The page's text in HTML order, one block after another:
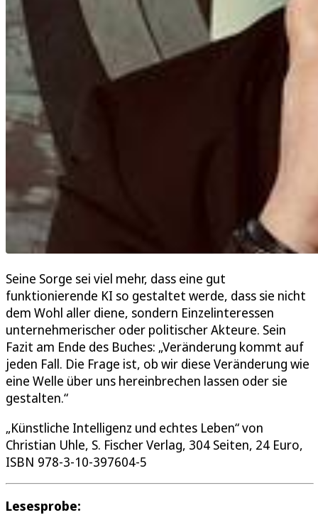
Seine Sorge sei viel mehr, dass eine gut
funktionierende KI so gestaltet werde, dass sie nicht
dem Wohl aller diene, sondern Einzelinteressen
unternehmerischer oder politischer Akteure. Sein
Fazit am Ende des Buches: „Veränderung kommt auf
jeden Fall. Die Frage ist, ob wir diese Veränderung wie
eine Welle über uns hereinbrechen lassen oder sie
gestalten.“
„Künstliche Intelligenz und echtes Leben“ von
Christian Uhle, S. Fischer Verlag, 304 Seiten, 24 Euro,
ISBN 978-3-10-397604-5
Lesesprobe: